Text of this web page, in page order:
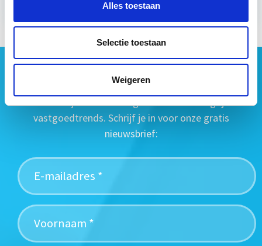
Alles toestaan
Selectie toestaan
Weigeren
Geen vastgoednieuws missen?
Wij vatten het laatste vastgoednieuws uit diverse
media voor je samen en signaleren de belangrijkste
vastgoedtrends. Schrijf je in voor onze gratis
nieuwsbrief: